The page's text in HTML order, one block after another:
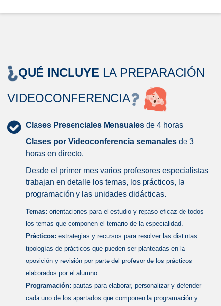
QUÉ INCLUYE LA PREPARACIÓN
VIDEOCONFERENCIA
Clases Presenciales Mensuales de 4 horas.
Clases por Videoconferencia semanales de 3
horas en directo.
Desde el primer mes varios profesores especialistas
trabajan en detalle los temas, los prácticos, la
programación y las unidades didácticas.
Temas: orientaciones para el estudio y repaso eficaz de todos
los temas que componen el temario de la especialidad.
Prácticos: estrategias y recursos para resolver las distintas
tipologías de prácticos que pueden ser planteadas en la
oposición y revisión por parte del profesor de los prácticos
elaborados por el alumno.
Programación: pautas para elaborar, personalizar y defender
cada uno de los apartados que componen la programación y